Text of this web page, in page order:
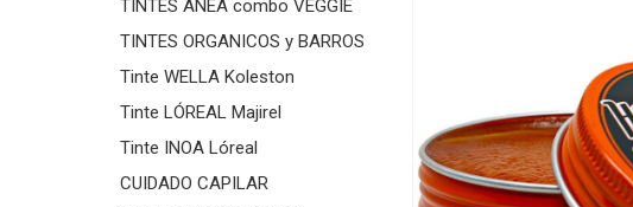
TINTES ANEA combo VEGGIE
TINTES ORGANICOS y BARROS
Tinte WELLA Koleston
Tinte LÓREAL Majirel
Tinte INOA Lóreal
CUIDADO CAPILAR